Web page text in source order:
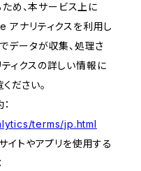
め、本サービス上に
ナリティクスを利用し
データが収集、処理さ
ィクスの詳しい情報に
ださい。
terms/jp.html
トやアプリを使用する